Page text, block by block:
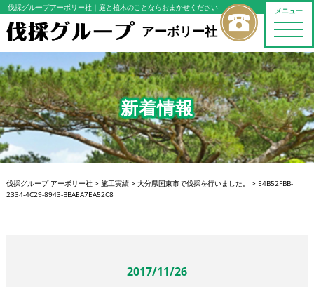
メニュー
toggle
伐採グループアーボリー社｜庭と植木のことならおまかせください
アーボリー社
新着情報
伐採グループ アーボリー社> 施工実績> 大分県国東市で伐採を行いました。 > E4B52FBB-
2334-4C29-8943-BBAEA7EA52C8
2017/11/26